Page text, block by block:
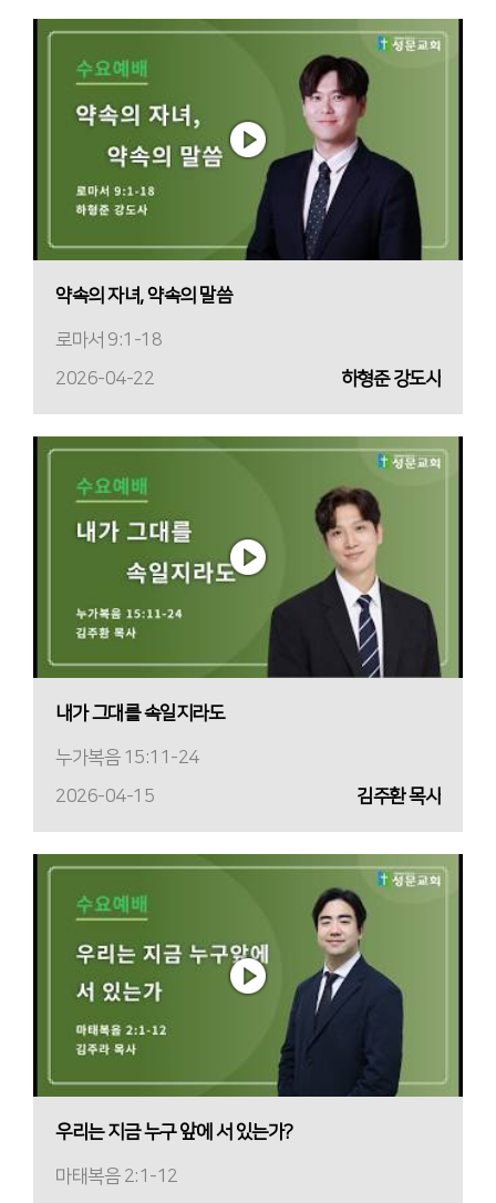
약속의 자녀, 약속의 말씀
로마서 9:1-18
2026-04-22
하형준 강도사
내가 그대를 속일지라도
누가복음 15:11-24
2026-04-15
김주환 목사
우리는 지금 누구 앞에 서 있는가?
마태복음 2:1-12